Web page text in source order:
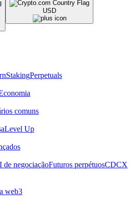
USD
StakingPerpetuals
comuns
Level Up
de negociaçãoFuturos perpétuosCDCX
web3